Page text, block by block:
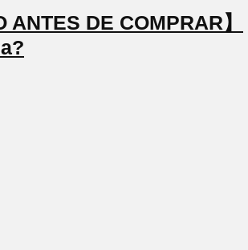
DE COMPRAR】